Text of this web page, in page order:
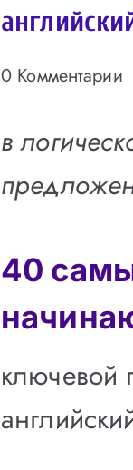
0 Комментарии
в
40
ключевой